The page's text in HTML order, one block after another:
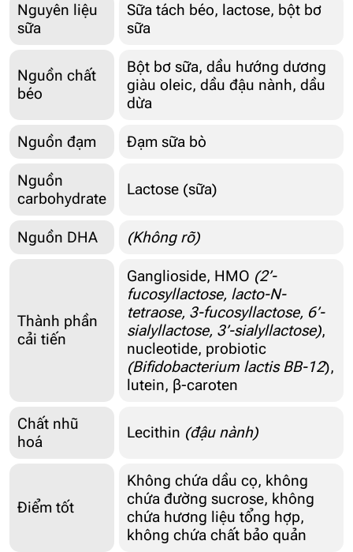
Nguyên liệu
sữa
Sữa tách béo, lactose, bột bơ
sữa
Nguồn chất
béo
Bột bơ sữa, dầu hướng dương
giàu oleic, dầu đậu nành, dầu
dừa
Nguồn đạm Đạm sữa bò
Nguồn
carbohydrate
Lactose (sữa)
Nguồn DHA (Không rõ)
Thành phần
cải tiến
Ganglioside, HMO (2’-
fucosyllactose, lacto-N-
tetraose, 3-fucosyllactose, 6’-
sialyllactose, 3’-sialyllactose),
nucleotide, probiotic
(Bifidobacterium lactis BB-12),
lutein, β-caroten
Chất nhũ
hoá
Lecithin (đậu nành)
Điểm tốt
Không chứa dầu cọ, không
chứa đường sucrose, không
chứa hương liệu tổng hợp,
không chứa chất bảo quản